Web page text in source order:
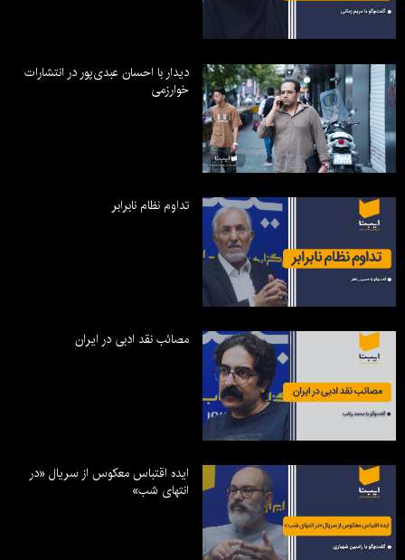
دیدار با احسان عبدی‌پور در انتشارات
خوارزمی
تداوم نظام نابرابر
مصائب نقد ادبی در ایران
ایده اقتباس معکوس از سریال «در
انتهای شب»